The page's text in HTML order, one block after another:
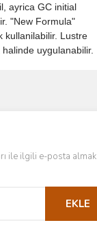
ayrica GC initial
"New Formula"
kullanilabilir. Lustre
uygulanabilir.
ile ilgili e-posta almak
EKLE